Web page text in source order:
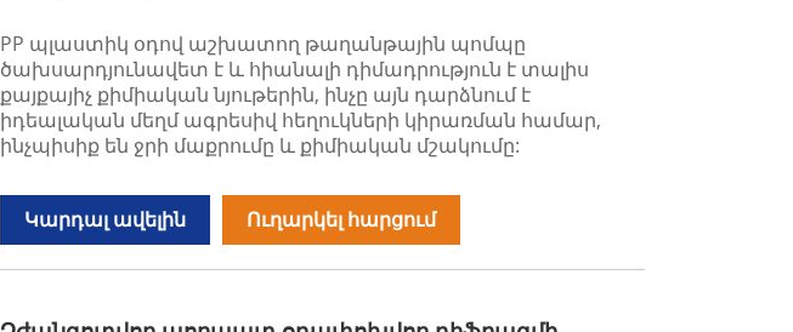
PP պլաստիկ օդով աշխատող թաղանթային պոմպը
ծախսարդյունավետ է և հիանալի դիմադրություն է տալիս
քայքայիչ քիմիական նյութերին, ինչը այն դարձնում է
իդեալական մեղմ ագրեսիվ հեղուկների կիրառման համար,
ինչպիսիք են ջրի մաքրումը և քիմիական մշակումը:
Կարդալ ավելին Ուղարկել հարցում